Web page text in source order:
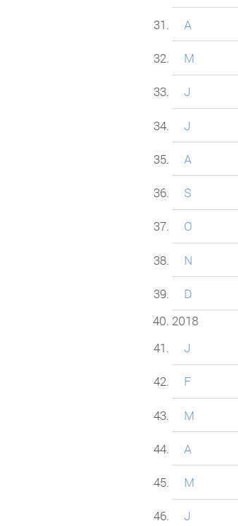
A
M
J
J
A
S
O
N
D
2018
J
F
M
A
M
J